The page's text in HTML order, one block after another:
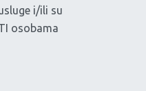
i/ili su
osobama